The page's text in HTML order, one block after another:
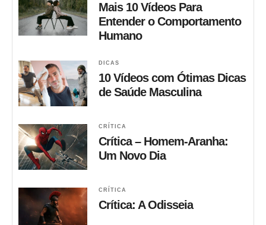
Mais 10 Vídeos Para
Entender o Comportamento
Humano
DICAS
10 Vídeos com Ótimas Dicas
de Saúde Masculina
CRÍTICA
Crítica – Homem-Aranha:
Um Novo Dia
CRÍTICA
Crítica: A Odisseia